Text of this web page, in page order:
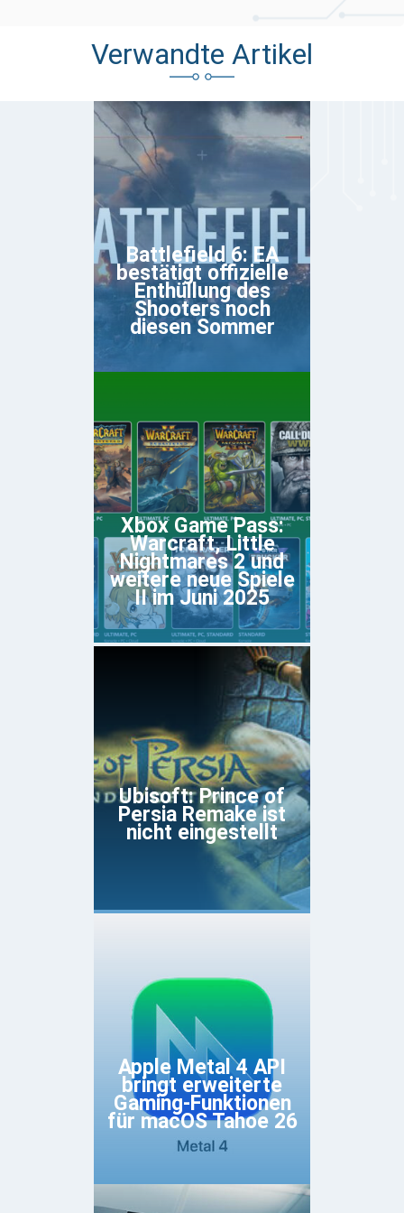
Verwandte Artikel
Battlefield 6: EA
bestätigt offizielle
Enthüllung des
Shooters noch
diesen Sommer
Xbox Game Pass:
Warcraft, Little
Nightmares 2 und
weitere neue Spiele
II im Juni 2025
Ubisoft: Prince of
Persia Remake ist
nicht eingestellt
Apple Metal 4 API
bringt erweiterte
Gaming-Funktionen
für macOS Tahoe 26